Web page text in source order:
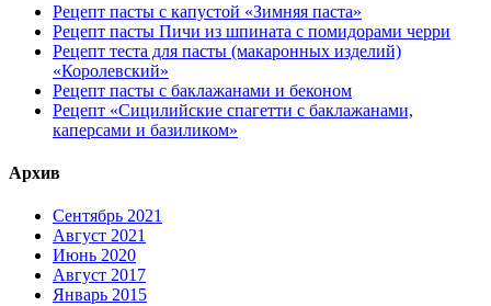
Рецепт пасты с капустой «Зимняя паста»
Рецепт пасты Пичи из шпината с помидорами черри
Рецепт теста для пасты (макаронных изделий)
«Королевский»
Рецепт пасты с баклажанами и беконом
Рецепт «Сицилийские спагетти с баклажанами,
каперсами и базиликом»
Архив
Сентябрь 2021
Август 2021
Июнь 2020
Август 2017
Январь 2015